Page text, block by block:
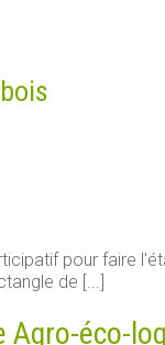
pour faire
de [...]
Agro-éco-